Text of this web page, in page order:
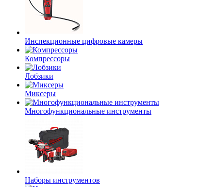
Инспекционные цифровые камеры
Компрессоры
Лобзики
Миксеры
Многофункциональные инструменты
Наборы инструментов